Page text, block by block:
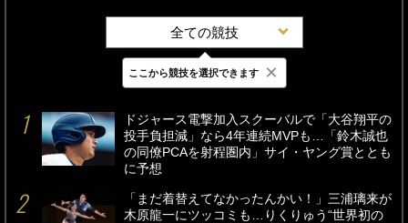
全ての競技
最新 24時間 週間
ドジャース電撃加入スクーバルで「大谷翔平の
投手負担減」なら4年連続MVPも…「鈴木誠也
の同僚PCAを射程圏内」サイ・ヤング賞ととも
に予想
「まだ着替えてなかったんかい！」三浦璃来が
木原龍一にツッコミも…りくりゅう“世界初の
ここから競技を選択できます ×